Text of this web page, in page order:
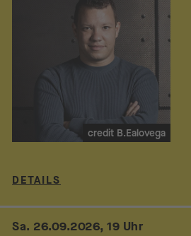
credit B.Ealovega
DETAILS
Sa. 26.09.2026, 19 Uhr